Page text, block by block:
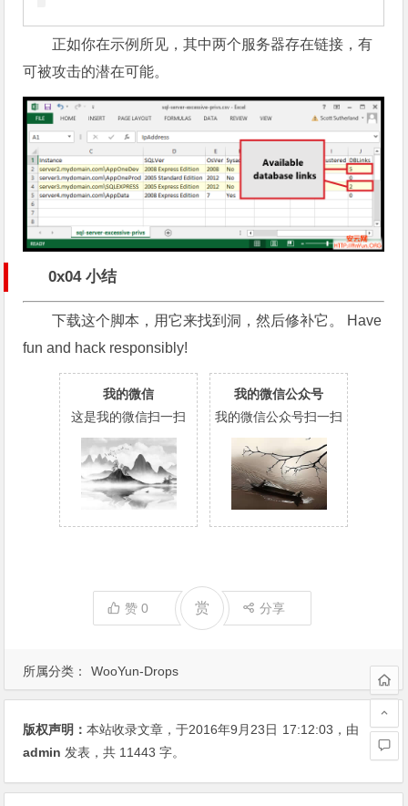
所属分类： WooYun-Drops
正如你在示例所见，其中两个服务器存在链接，有
可被攻击的潜在可能。
0x04 小结
下载这个脚本，用它来找到洞，然后修补它。 Have
fun and hack responsibly!
我的微信
这是我的微信扫一扫
我的微信公众号
我的微信公众号扫一扫
赞0 赏 分享
版权声明：本站收录文章，于2016年9月23日 17:12:03 ，由
admin 发表，共 11443 字。